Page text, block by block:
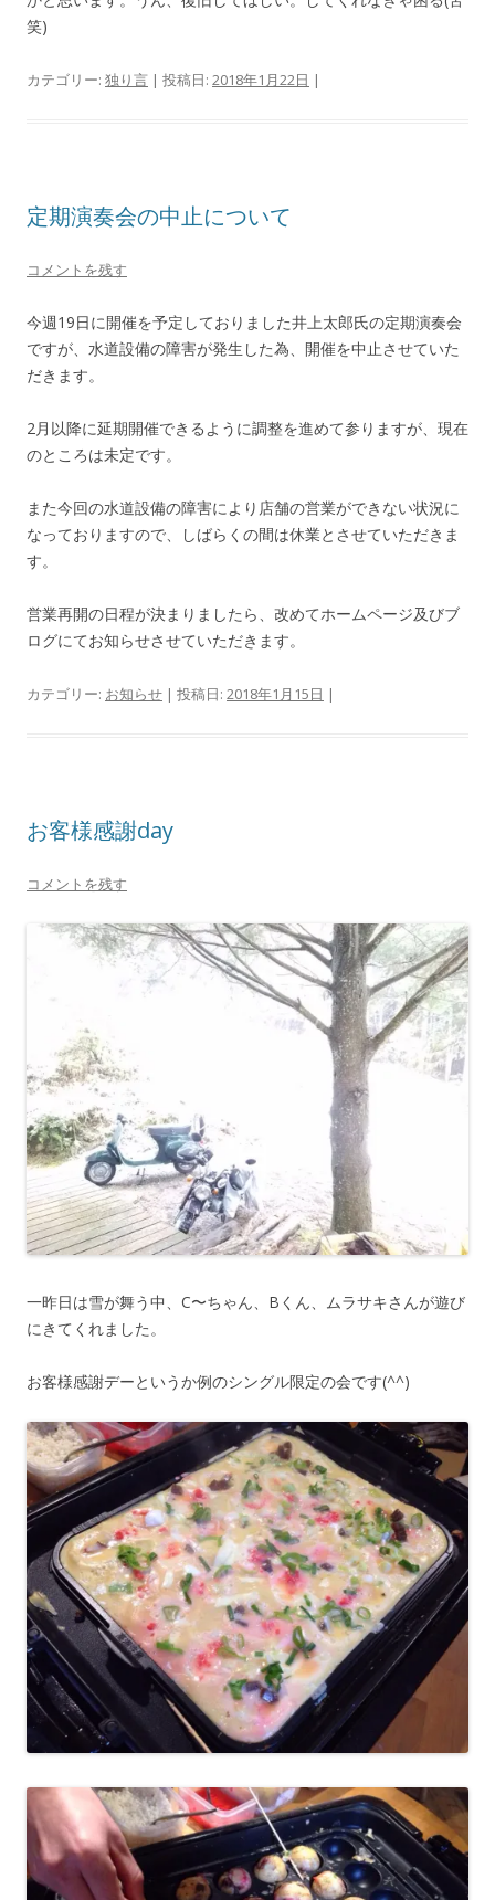
笑)
カテゴリー: 独り言 | 投稿日: 2018年1月22日 |
定期演奏会の中止について
コメントを残す
今週19日に開催を予定しておりました井上太郎氏の定期演奏会
ですが、水道設備の障害が発生した為、開催を中止させていた
だきます。
2月以降に延期開催できるように調整を進めて参りますが、現在
のところは未定です。
また今回の水道設備の障害により店舗の営業ができない状況に
なっておりますので、しばらくの間は休業とさせていただきま
す。
営業再開の日程が決まりましたら、改めてホームページ及びブ
ログにてお知らせさせていただきます。
カテゴリー: お知らせ | 投稿日: 2018年1月15日 |
お客様感謝day
コメントを残す
一昨日は雪が舞う中、C〜ちゃん、Bくん、ムラサキさんが遊び
にきてくれました。
お客様感謝デーというか例のシングル限定の会です(^^)